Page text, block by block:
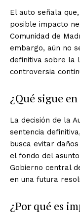
El auto señala
posible impacto
Comunidad de
embargo, aún no
definitiva sobre la
controversia
¿Qué sigue
La decisión de la
sentencia
busca evitar
el fondo del
Gobierno central
en una futura
¿Por qué es